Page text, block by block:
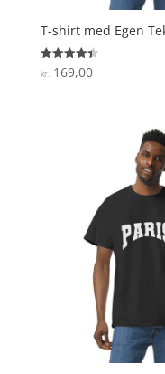
T-shirt med Egen
Vurderet
4.4
kr.169,00